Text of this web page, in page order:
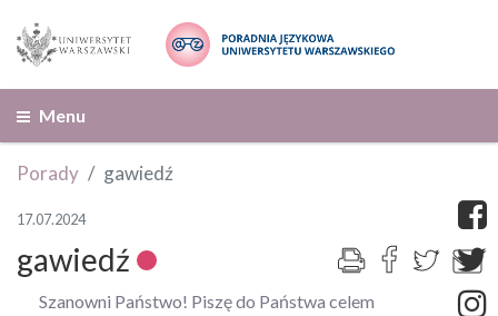
Menu
Porady gawiedź
17.07.2024
gawiedź
Szanowni Państwo! Piszę do Państwa celem